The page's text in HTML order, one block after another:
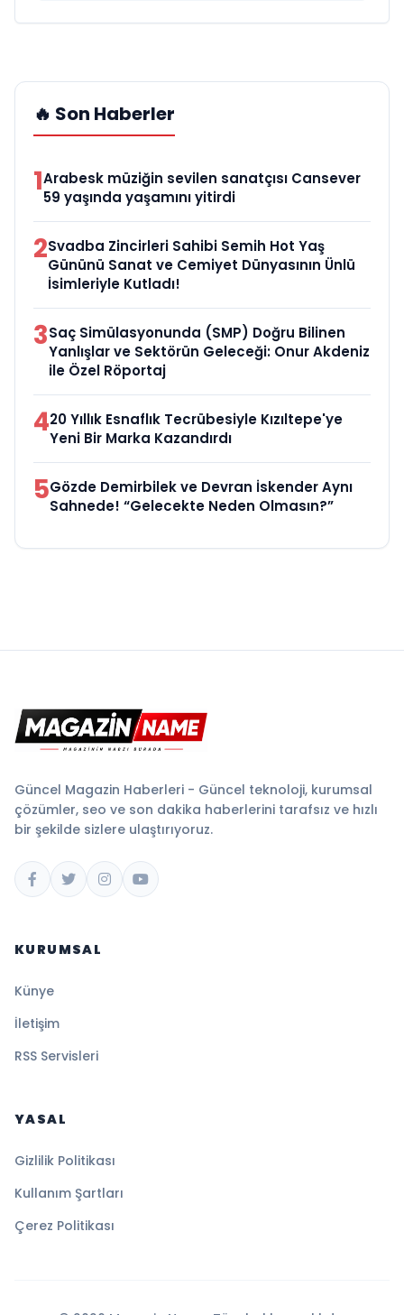
🔥 Son Haberler
1Arabesk müziğin sevilen sanatçısı Cansever
59 yaşında yaşamını yitirdi
2Svadba Zincirleri Sahibi Semih Hot Yaş
Gününü Sanat ve Cemiyet Dünyasının Ünlü
İsimleriyle Kutladı!
3Saç Simülasyonunda (SMP) Doğru Bilinen
Yanlışlar ve Sektörün Geleceği: Onur Akdeniz
ile Özel Röportaj
420 Yıllık Esnaflık Tecrübesiyle Kızıltepe'ye
Yeni Bir Marka Kazandırdı
5Gözde Demirbilek ve Devran İskender Aynı
Sahnede! “Gelecekte Neden Olmasın?”
Güncel Magazin Haberleri - Güncel teknoloji, kurumsal
çözümler, seo ve son dakika haberlerini tarafsız ve hızlı
bir şekilde sizlere ulaştırıyoruz.
KURUMSAL
Künye
İletişim
RSS Servisleri
YASAL
Gizlilik Politikası
Kullanım Şartları
Çerez Politikası